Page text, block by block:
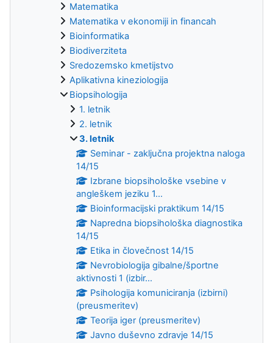
Matematika
Matematika v ekonomiji in financah
Bioinformatika
Biodiverziteta
Sredozemsko kmetijstvo
Aplikativna kineziologija
Biopsihologija
1. letnik
2. letnik
3. letnik
Seminar - zaključna projektna naloga
14/15
Izbrane biopsihološke vsebine v
angleškem jeziku 1...
Bioinformacijski praktikum 14/15
Napredna biopsihološka diagnostika
14/15
Etika in človečnost 14/15
Nevrobiologija gibalne/športne
aktivnosti 1 (izbir...
Psihologija komuniciranja (izbirni)
(preusmeritev)
Teorija iger (preusmeritev)
Javno duševno zdravje 14/15